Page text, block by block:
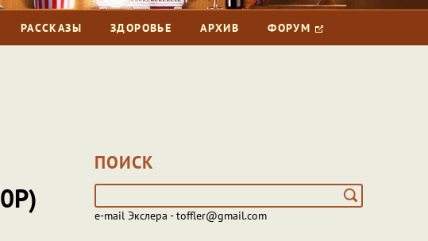
РАССКАЗЫ ЗДОРОВЬЕ АРХИВ ФОРУМ
ПОИСК
e-mail Экслера - toffler@gmail.com